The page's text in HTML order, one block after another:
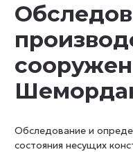
Обследование
Обследование и
состояния несущих